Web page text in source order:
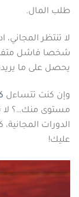
طلب المال.
لا تنتظر
شخصا فاشل
يحصل على ما
وإن كنت تتساءل
مستوى منك…؟ لا
الدورات
عليك!